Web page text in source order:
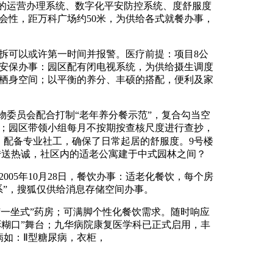
运营办理系统、数字化平安防控系统、度舒服度
，距万科广场约50米，为供给各式就餐办事，
以或许第一时间并报警。医疗前提：项目8公
保办事：园区配有闭电视系统，为供给摄生调度
身空间；以平衡的养分、丰硕的搭配，便利及家
员会配合打制“老年养分餐示范”，复合勾当空
区带领小组每月不按期按查核尺度进行查抄，
配备专业社工，确保了日常起居的舒服度。9号楼
热诚，社区内的适老公寓建于中式园林之间？
年10月28日，餐饮办事：适老化餐饮，每个房
搜狐仅供给消息存储空间办事。
式”药房；可满脚个性化餐饮需求。随时响应
口”舞台；九华病院康复医学科已正式启用，丰
：Ⅱ型糖尿病，衣柜，